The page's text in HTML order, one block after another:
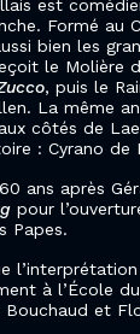
est
Formé au
bien les
le Molière
, puis le
La même
côtés de
: Cyrano de
ans après
pour
Papes.
à l’École
Bouchaud et